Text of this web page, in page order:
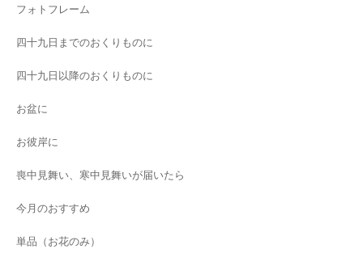
フォトフレーム
四十九日までのおくりものに
四十九日以降のおくりものに
お盆に
お彼岸に
喪中見舞い、寒中見舞いが届いたら
今月のおすすめ
単品（お花のみ）